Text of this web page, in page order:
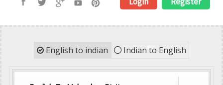
English to indian Indian to English